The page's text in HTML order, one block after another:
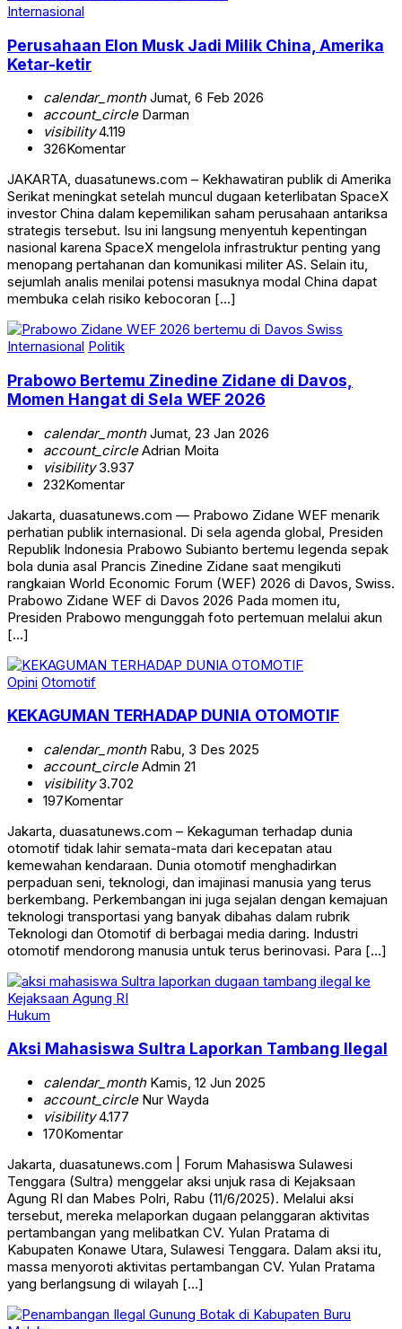
Internasional
Perusahaan Elon Musk Jadi Milik China, Amerika
Ketar-ketir
calendar_monthJumat, 6 Feb 2026
account_circleDarman
visibility4.119
326Komentar
JAKARTA, duasatunews.com – Kekhawatiran publik di Amerika
Serikat meningkat setelah muncul dugaan keterlibatan SpaceX
investor China dalam kepemilikan saham perusahaan antariksa
strategis tersebut. Isu ini langsung menyentuh kepentingan
nasional karena SpaceX mengelola infrastruktur penting yang
menopang pertahanan dan komunikasi militer AS. Selain itu,
sejumlah analis menilai potensi masuknya modal China dapat
membuka celah risiko kebocoran […]
Internasional Politik
Prabowo Bertemu Zinedine Zidane di Davos,
Momen Hangat di Sela WEF 2026
calendar_monthJumat, 23 Jan 2026
account_circleAdrian Moita
visibility3.937
232Komentar
Jakarta, duasatunews.com — Prabowo Zidane WEF menarik
perhatian publik internasional. Di sela agenda global, Presiden
Republik Indonesia Prabowo Subianto bertemu legenda sepak
bola dunia asal Prancis Zinedine Zidane saat mengikuti
rangkaian World Economic Forum (WEF) 2026 di Davos, Swiss.
Prabowo Zidane WEF di Davos 2026 Pada momen itu,
Presiden Prabowo mengunggah foto pertemuan melalui akun
[…]
Opini Otomotif
KEKAGUMAN TERHADAP DUNIA OTOMOTIF
calendar_monthRabu, 3 Des 2025
account_circleAdmin 21
visibility3.702
197Komentar
Jakarta, duasatunews.com – Kekaguman terhadap dunia
otomotif tidak lahir semata-mata dari kecepatan atau
kemewahan kendaraan. Dunia otomotif menghadirkan
perpaduan seni, teknologi, dan imajinasi manusia yang terus
berkembang. Perkembangan ini juga sejalan dengan kemajuan
teknologi transportasi yang banyak dibahas dalam rubrik
Teknologi dan Otomotif di berbagai media daring. Industri
otomotif mendorong manusia untuk terus berinovasi. Para […]
Hukum
Aksi Mahasiswa Sultra Laporkan Tambang Ilegal
calendar_monthKamis, 12 Jun 2025
account_circleNur Wayda
visibility4.177
170Komentar
Jakarta, duasatunews.com | Forum Mahasiswa Sulawesi
Tenggara (Sultra) menggelar aksi unjuk rasa di Kejaksaan
Agung RI dan Mabes Polri, Rabu (11/6/2025). Melalui aksi
tersebut, mereka melaporkan dugaan pelanggaran aktivitas
pertambangan yang melibatkan CV. Yulan Pratama di
Kabupaten Konawe Utara, Sulawesi Tenggara. Dalam aksi itu,
massa menyoroti aktivitas pertambangan CV. Yulan Pratama
yang berlangsung di wilayah […]